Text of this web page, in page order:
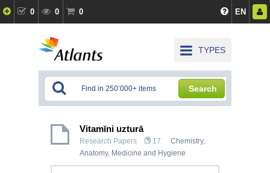
0 0 0 EN
TYPES
Search
Vitamīni uzturā
Research Papers 17 Chemistry,
Anatomy, Medicine and Hygiene